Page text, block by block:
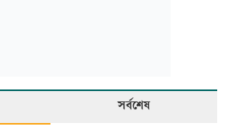
সর্বশেষ